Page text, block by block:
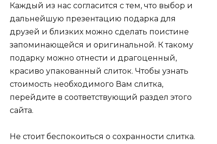
Каждый из нас согласится с тем, что выбор и
дальнейшую презентацию подарка для
друзей и близких можно сделать поистине
запоминающейся и оригинальной. К такому
подарку можно отнести и драгоценный,
красиво упакованный слиток. Чтобы узнать
стоимость необходимого Вам слитка,
перейдите в соответствующий раздел этого
сайта.
Не стоит беспокоиться о сохранности слитка.